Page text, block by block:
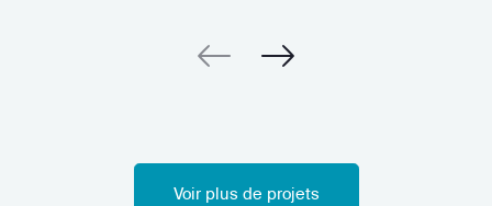
Voir plus de projets